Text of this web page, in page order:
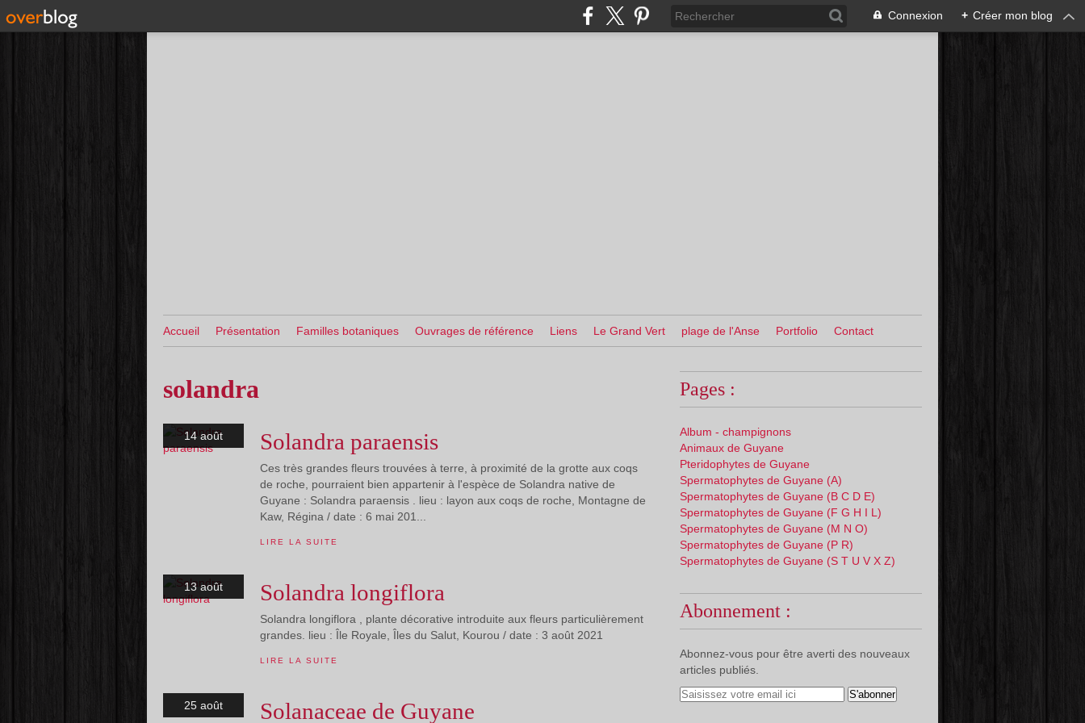
Connexion + Créer mon blog
Accueil Présentation Familles botaniques Ouvrages de référence Liens Le Grand Vert plage de l'Anse Portfolio Contact
solandra
14 août Solandra paraensis
Ces très grandes fleurs trouvées à terre, à proximité de la grotte aux coqs
de roche, pourraient bien appartenir à l'espèce de Solandra native de
Guyane : Solandra paraensis . lieu : layon aux coqs de roche, Montagne de
Kaw, Régina / date : 6 mai 201...
LIRE LA SUITE
13 août Solandra longiflora
Solandra longiflora , plante décorative introduite aux fleurs particulièrement
grandes. lieu : Île Royale, Îles du Salut, Kourou / date : 3 août 2021
LIRE LA SUITE
25 août Solanaceae de Guyane
Pages :
Album - champignons
Animaux de Guyane
Pteridophytes de Guyane
Spermatophytes de Guyane (A)
Spermatophytes de Guyane (B C D E)
Spermatophytes de Guyane (F G H I L)
Spermatophytes de Guyane (M N O)
Spermatophytes de Guyane (P R)
Spermatophytes de Guyane (S T U V X Z)
Abonnement :
Abonnez-vous pour être averti des nouveaux
articles publiés.